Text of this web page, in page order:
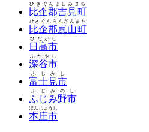
比企郡吉見町
ひきぐんよしみまち
比企郡嵐山町
ひきぐんらんざんまち
日高市
ひだかし
深谷市
ふかやし
富士見市
ふじみし
ふじみ野市
ふじみのし
本庄市
ほんじょうし